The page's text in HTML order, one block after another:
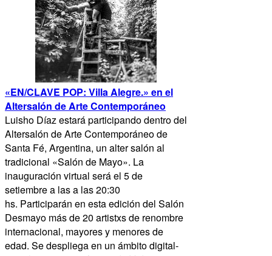
«EN/CLAVE POP: Villa Alegre.» en el
Altersalón de Arte Contemporáneo
Luisho Díaz estará participando dentro del
Altersalón de Arte Contemporáneo de
Santa Fé, Argentina, un alter salón al
tradicional «Salón de Mayo». La
inauguración virtual será el 5 de
setiembre a las a las 20:30
hs. Participarán en esta edición del Salón
Desmayo más de 20 artistxs de renombre
internacional, mayores y menores de
edad. Se despliega en un ámbito digital-